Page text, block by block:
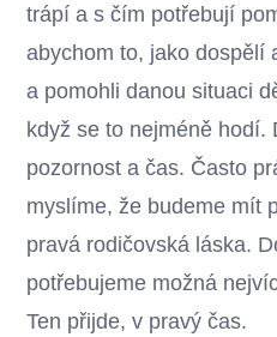
trápí a s čím potřebují
abychom to, jako dospělí
a pomohli danou situaci
když se to nejméně hodí.
pozornost a čas. Často
myslíme, že budeme mít
pravá rodičovská láska.
potřebujeme možná
Ten přijde, v pravý čas.